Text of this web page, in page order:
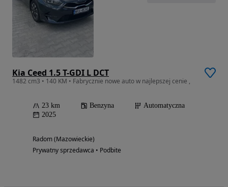
Kia Ceed 1.5 T-GDI L DCT
1482 cm3 • 140 KM • Fabrycznie nowe auto w najlepszej cenie ,
23 km Benzyna
Automatyczna
2025
Radom (Mazowieckie)
Prywatny sprzedawca • Podbite